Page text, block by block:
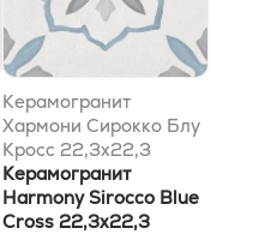
Керамогранит
Хармони Сирокко Блу
Кросс 22,3x22,3
Керамогранит
Harmony Sirocco Blue
Cross 22,3x22,3